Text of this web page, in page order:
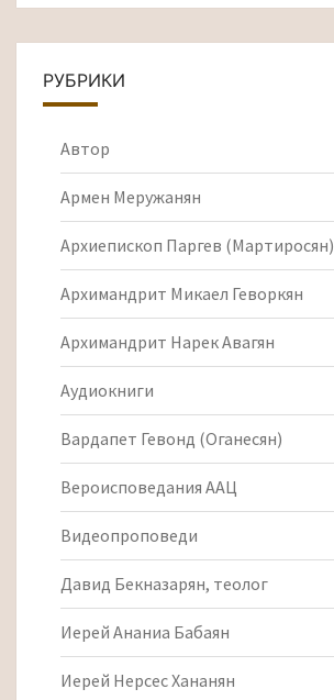
РУБРИКИ
Автор
Армен Меружанян
Архиепископ Паргев (Мартиросян)
Архимандрит Микаел Геворкян
Архимандрит Нарек Авагян
Аудиокниги
Вардапет Гевонд (Оганесян)
Вероисповедания ААЦ
Видеопроповеди
Давид Бекназарян, теолог
Иерей Ананиа Бабаян
Иерей Нерсес Хананян